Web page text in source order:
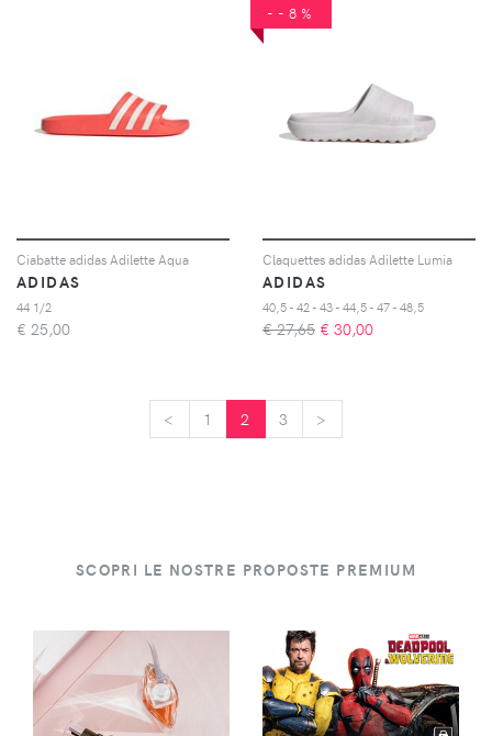
Ciabatte adidas Adilette Aqua
ADIDAS
44 1/2
€ 25,00
--8%
Claquettes adidas Adilette Lumia
ADIDAS
40,5 - 42 - 43 - 44,5 - 47 - 48,5
€ 27,65 € 30,00
< 1 2 3 >
SCOPRI LE NOSTRE PROPOSTE PREMIUM